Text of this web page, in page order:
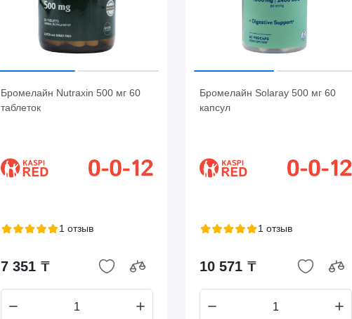
Бромелайн Nutraxin 500 мг 60
таблеток
1 отзыв
7 351 ₸
Бромелайн Solaray 500 мг 60
капсул
1 отзыв
10 571 ₸